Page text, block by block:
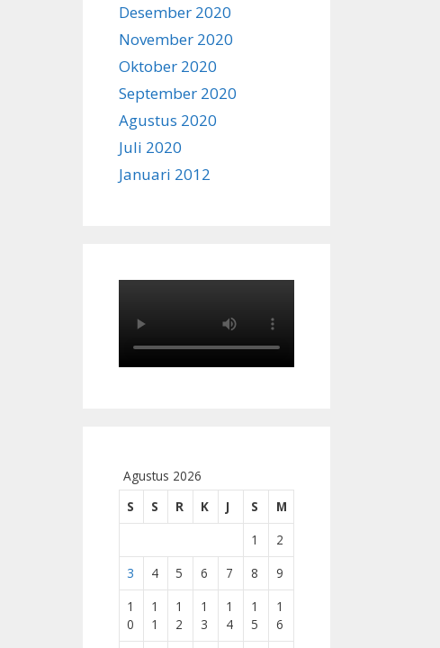
Desember 2020
November 2020
Oktober 2020
September 2020
Agustus 2020
Juli 2020
Januari 2012
Agustus 2026
S
S R K J S
M
1
2
3
4 5 6 7 8
9
1
0
1
1
1
2
1
3
1
4
1
5
1
6